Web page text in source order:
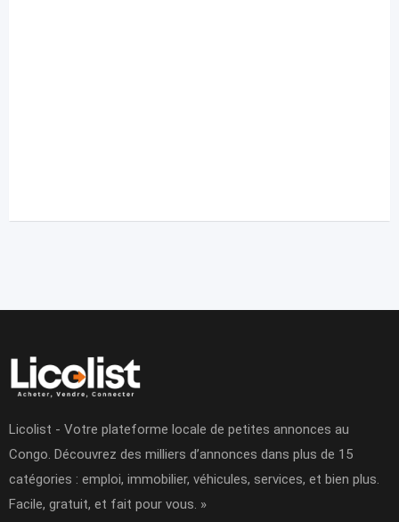
Licolist - Votre plateforme locale de petites annonces au
Congo. Découvrez des milliers d’annonces dans plus de 15
catégories : emploi, immobilier, véhicules, services, et bien plus.
Facile, gratuit, et fait pour vous. »